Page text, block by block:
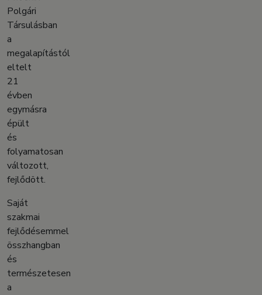
Polgári
Társulásban
a
megalapítástól
eltelt
21
évben
egymásra
épült
és
folyamatosan
változott,
fejlődött.
Saját
szakmai
fejlődésemmel
összhangban
és
természetesen
a